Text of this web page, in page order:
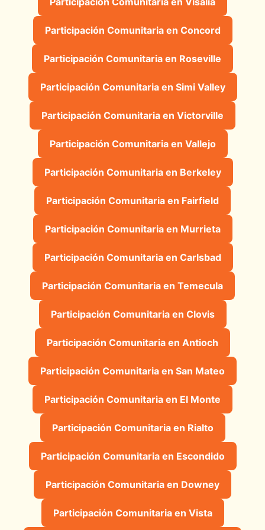
Participación Comunitaria en Concord
Participación Comunitaria en Roseville
Participación Comunitaria en Simi Valley
Participación Comunitaria en Victorville
Participación Comunitaria en Vallejo
Participación Comunitaria en Berkeley
Participación Comunitaria en Fairfield
Participación Comunitaria en Murrieta
Participación Comunitaria en Carlsbad
Participación Comunitaria en Temecula
Participación Comunitaria en Clovis
Participación Comunitaria en Antioch
Participación Comunitaria en San Mateo
Participación Comunitaria en El Monte
Participación Comunitaria en Rialto
Participación Comunitaria en Escondido
Participación Comunitaria en Downey
Participación Comunitaria en Vista